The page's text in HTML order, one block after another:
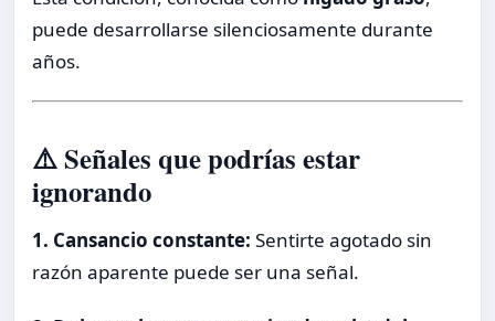
puede desarrollarse silenciosamente durante
años.
⚠️ Señales que podrías estar
ignorando
1. Cansancio constante: Sentirte agotado sin
razón aparente puede ser una señal.